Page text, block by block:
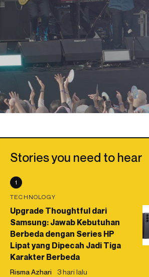
Stories you need to hear
1
TECHNOLOGY
Upgrade Thoughtful dari
Samsung: Jawab Kebutuhan
Berbeda dengan Series HP
Lipat yang Dipecah Jadi Tiga
Karakter Berbeda
Risma Azhari 3 hari lalu